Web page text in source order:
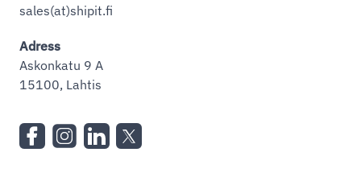
sales(at)shipit.fi
Adress
Askonkatu 9 A
15100, Lahtis